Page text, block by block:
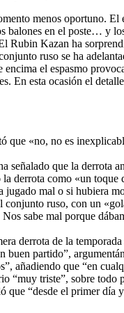
menos oportuno.
balones en el poste… y
Rubin Kazan ha
ruso se ha
el espasmo
En esta ocasión el
que «no, no es
señalado que la derrota
derrota como «un
mal o si hubiera
ruso, con un
sabe mal porque
derrota de la
partido”,
añadiendo que “en
triste”, sobre todo
“desde el primer